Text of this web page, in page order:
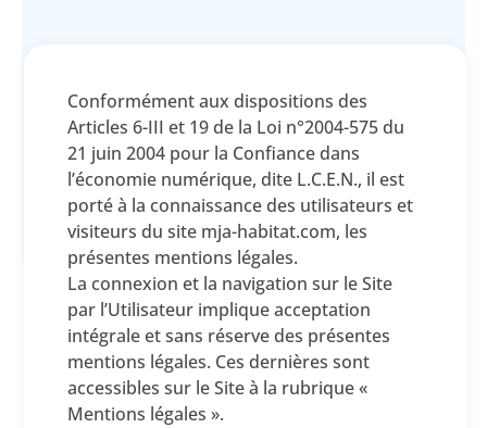
Conformément aux dispositions des
Articles 6-III et 19 de la Loi n°2004-575 du
21 juin 2004 pour la Confiance dans
l’économie numérique, dite L.C.E.N., il est
porté à la connaissance des utilisateurs et
visiteurs du site mja-habitat.com, les
présentes mentions légales.
La connexion et la navigation sur le Site
par l’Utilisateur implique acceptation
intégrale et sans réserve des présentes
mentions légales. Ces dernières sont
accessibles sur le Site à la rubrique «
Mentions légales ».